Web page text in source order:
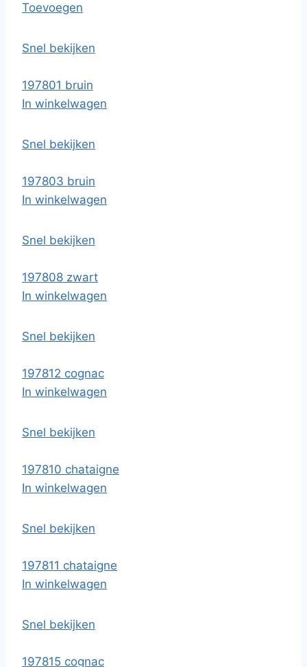
Toevoegen
Snel bekijken
197801 bruin
In winkelwagen
Snel bekijken
197803 bruin
In winkelwagen
Snel bekijken
197808 zwart
In winkelwagen
Snel bekijken
197812 cognac
In winkelwagen
Snel bekijken
197810 chataigne
In winkelwagen
Snel bekijken
197811 chataigne
In winkelwagen
Snel bekijken
197815 cognac